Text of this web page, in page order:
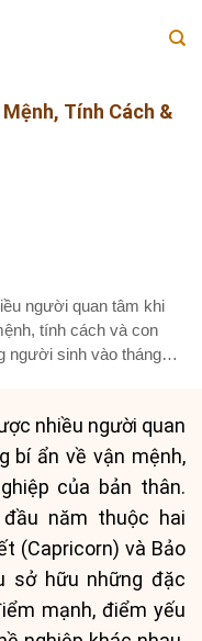
Tính Cách &
người quan tâm khi
tính cách và con
người sinh vào tháng
nhiều người quan
bí ẩn về vận mệnh,
của bản thân.
năm thuộc hai
(Capricorn) và Bảo
sở hữu những đặc
mạnh, điểm yếu